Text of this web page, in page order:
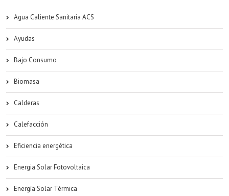
Agua Caliente Sanitaria ACS
Ayudas
Bajo Consumo
Biomasa
Calderas
Calefacción
Eficiencia energética
Energia Solar Fotovoltaica
Energía Solar Térmica